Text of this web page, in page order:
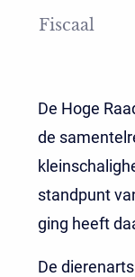
Fiscaal
De Hoge
de
standpunt
ging heeft
De